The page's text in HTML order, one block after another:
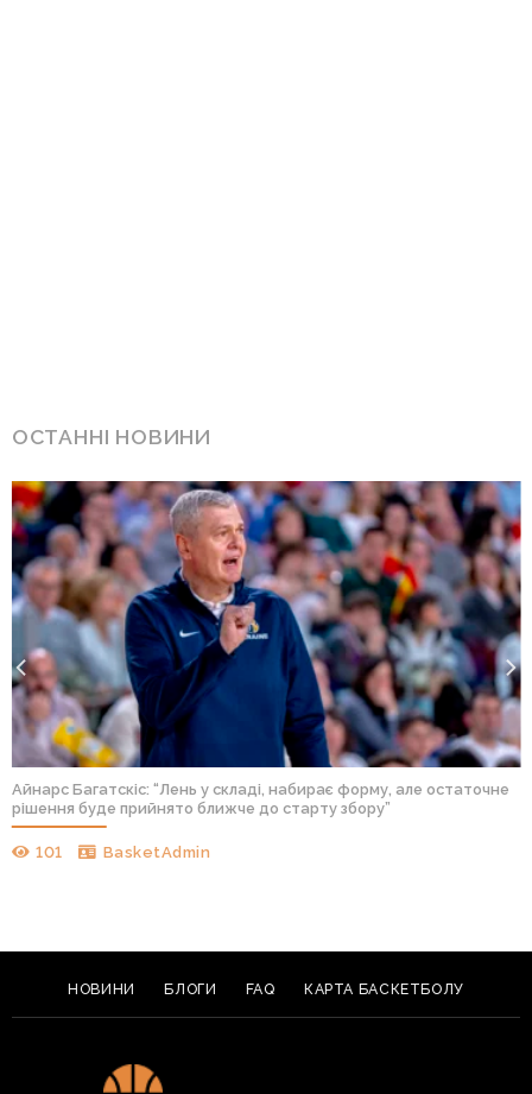
ОСТАННІ НОВИНИ
Айнарс Багатскіс: “Лень у складі, набирає форму, але остаточне
рішення буде прийнято ближче до старту збору”
101 BasketAdmin
НОВИНИ БЛОГИ FAQ КАРТА БАСКЕТБОЛУ